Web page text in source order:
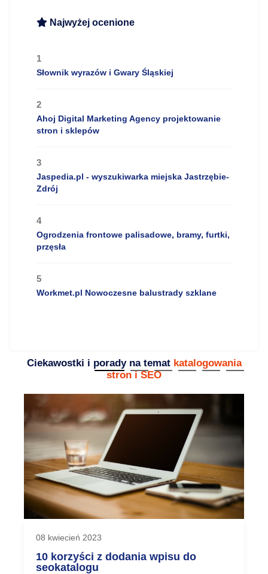
Najwyżej ocenione
1
Słownik wyrazów i Gwary Śląskiej
2
Ahoj Digital Marketing Agency projektowanie
stron i sklepów
3
Jaspedia.pl - wyszukiwarka miejska Jastrzębie-
Zdrój
4
Ogrodzenia frontowe palisadowe, bramy, furtki,
przęsła
5
Workmet.pl Nowoczesne balustrady szklane
Ciekawostki i porady na temat katalogowania
stron i SEO
08 kwiecień 2023
10 korzyści z dodania wpisu do
seokatalogu